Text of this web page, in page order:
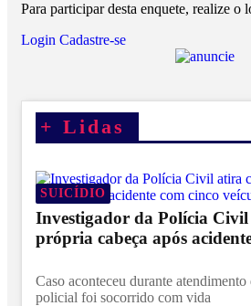
Para participar desta enquete, realize o
Login Cadastre-se
+ Lidas
SUICÍDIO
Investigador da Polícia
própria cabeça após
Caso aconteceu durante atendimento
policial foi socorrido com vida